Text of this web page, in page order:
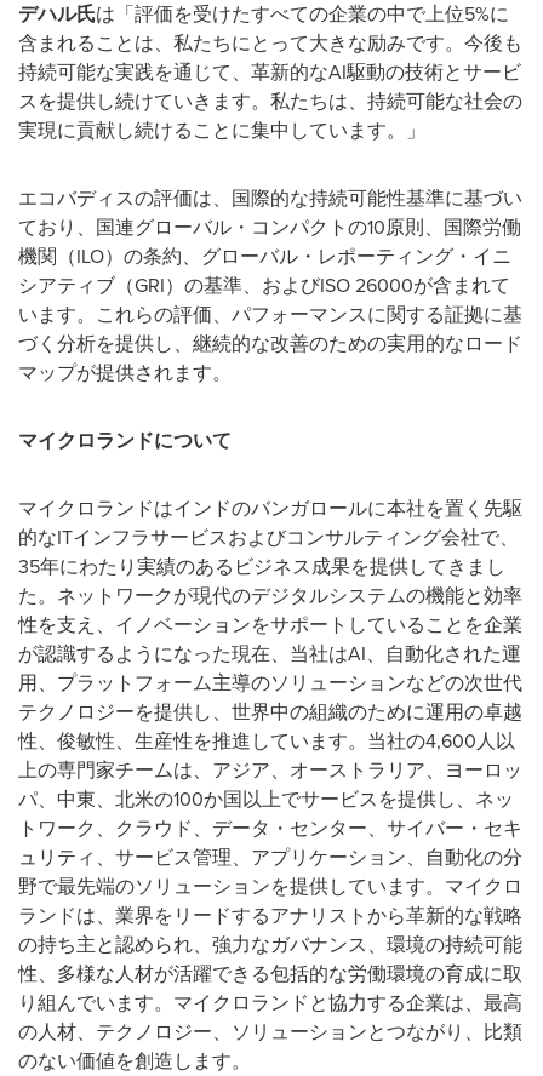
デハル氏は「評価を受けたすべての企業の中で上位5%に
含まれることは、私たちにとって大きな励みです。今後も
持続可能な実践を通じて、革新的なAI駆動の技術とサービ
スを提供し続けていきます。私たちは、持続可能な社会の
実現に貢献し続けることに集中しています。」
エコバディスの評価は、国際的な持続可能性基準に基づい
ており、国連グローバル・コンパクトの10原則、国際労働
機関（ILO）の条約、グローバル・レポーティング・イニ
シアティブ（GRI）の基準、およびISO 26000が含まれて
います。これらの評価、パフォーマンスに関する証拠に基
づく分析を提供し、継続的な改善のための実用的なロード
マップが提供されます。
マイクロランドについて
マイクロランドはインドのバンガロールに本社を置く先駆
的なITインフラサービスおよびコンサルティング会社で、
35年にわたり実績のあるビジネス成果を提供してきまし
た。ネットワークが現代のデジタルシステムの機能と効率
性を支え、イノベーションをサポートしていることを企業
が認識するようになった現在、当社はAI、自動化された運
用、プラットフォーム主導のソリューションなどの次世代
テクノロジーを提供し、世界中の組織のために運用の卓越
性、俊敏性、生産性を推進しています。当社の4,600人以
上の専門家チームは、アジア、オーストラリア、ヨーロッ
パ、中東、北米の100か国以上でサービスを提供し、ネッ
トワーク、クラウド、データ・センター、サイバー・セキ
ュリティ、サービス管理、アプリケーション、自動化の分
野で最先端のソリューションを提供しています。マイクロ
ランドは、業界をリードするアナリストから革新的な戦略
の持ち主と認められ、強力なガバナンス、環境の持続可能
性、多様な人材が活躍できる包括的な労働環境の育成に取
り組んでいます。マイクロランドと協力する企業は、最高
の人材、テクノロジー、ソリューションとつながり、比類
のない価値を創造します。